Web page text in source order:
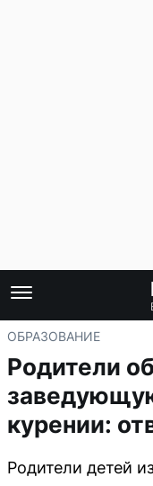
ОБРАЗОВАНИЕ
Родители
курении:
Родители детей